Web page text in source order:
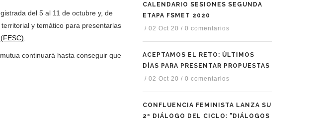
del 5 al 11 de octubre y, de
y temático para presentarlas
continuará hasta conseguir que
CALENDARIO SESIONES SEGUNDA
ETAPA FSMET 2020
/ 02 Oct 20 / 0 comentarios
ACEPTAMOS EL RETO: ÚLTIMOS
DÍAS PARA PRESENTAR PROPUESTAS
/ 02 Oct 20 / 0 comentarios
CONFLUENCIA FEMINISTA LANZA SU
2º DIÁLOGO DEL CICLO: "DIÁLOGOS